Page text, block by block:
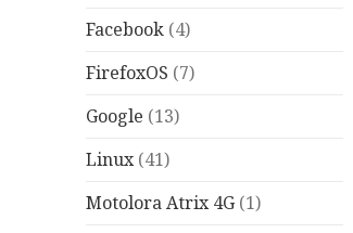
Facebook (4)
FirefoxOS (7)
Google (13)
Linux(41)
Motolora Atrix 4G (1)